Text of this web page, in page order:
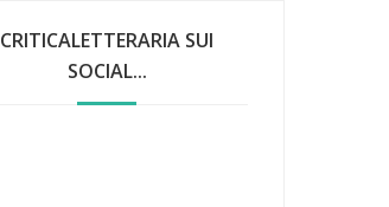
CRITICALETTERARIA SUI
SOCIAL...